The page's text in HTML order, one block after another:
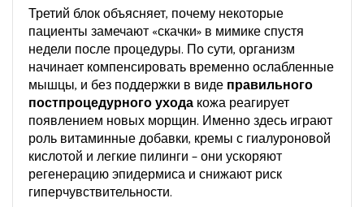
Третий блок объясняет, почему некоторые
пациенты замечают «скачки» в мимике спустя
недели после процедуры. По сути, организм
начинает компенсировать временно ослабленные
мышцы, и без поддержки в видеправильного
постпроцедурного уходакожа реагирует
появлением новых морщин. Именно здесь играют
роль витаминные добавки, кремы с гиалуроновой
кислотой и легкие пилинги – они ускоряют
регенерацию эпидермиса и снижают риск
гиперчувствительности.